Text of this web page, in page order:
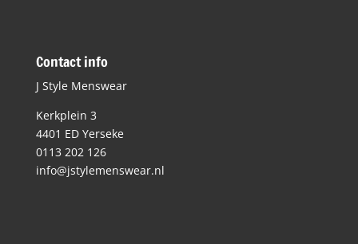
Contact info
J Style Menswear
Kerkplein 3
4401 ED Yerseke
0113 202 126
info@jstylemenswear.nl